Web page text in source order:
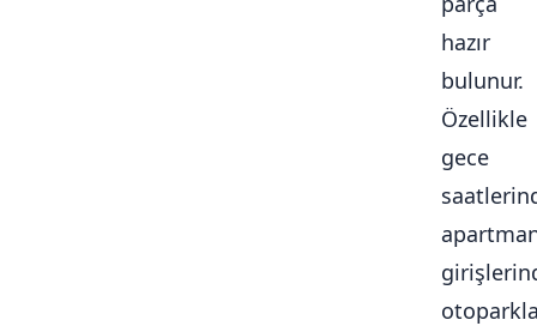
hazır
bulunur.
Özellikle
gece